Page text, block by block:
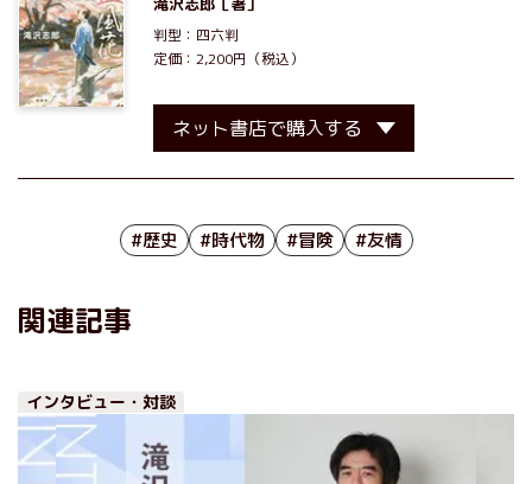
判型：四六判
定価：2,200円（税込）
ネット書店で購入する
#歴史 #時代物 #冒険 #友情
関連記事
インタビュー・対談